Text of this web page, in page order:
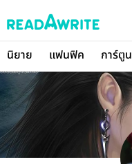
นิยาย แฟนฟิค การ์ตูน